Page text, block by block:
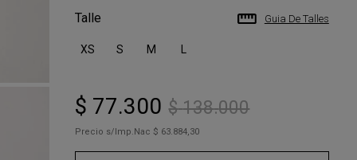
Talle
XS S M
Guia De Talles
$ 77.300 $ 138.000
Precio s/Imp.Nac $ 63.884,30